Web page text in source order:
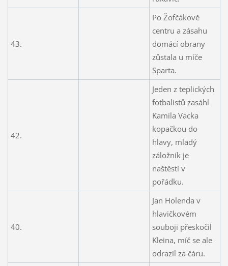
43.
Po Žofčákově
centru a zásahu
domácí obrany
zůstala u míče
Sparta.
42.
Jeden z teplických
fotbalistů zasáhl
Kamila Vacka
kopačkou do
hlavy, mladý
záložník je
naštěstí v
pořádku.
40.
Jan Holenda v
hlavičkovém
souboji přeskočil
Kleina, míč se ale
odrazil za čáru.